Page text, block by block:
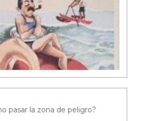
pasar la zona de peligro?